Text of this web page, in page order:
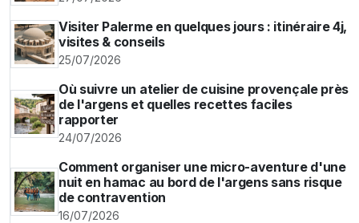
Visiter Palerme en quelques jours : itinéraire 4j,
visites & conseils
25/07/2026
Où suivre un atelier de cuisine provençale près
de l'argens et quelles recettes faciles
rapporter
24/07/2026
Comment organiser une micro-aventure d'une
nuit en hamac au bord de l'argens sans risque
de contravention
16/07/2026